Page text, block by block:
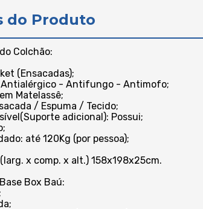
do Produto
Colchão:
(Ensacadas);
- Antifungo - Antimofo;
Matelassê;
/ Espuma / Tecido;
adicional): Possui;
até 120Kg (por pessoa);
x comp. x alt.) 158x198x25cm.
Box Baú: